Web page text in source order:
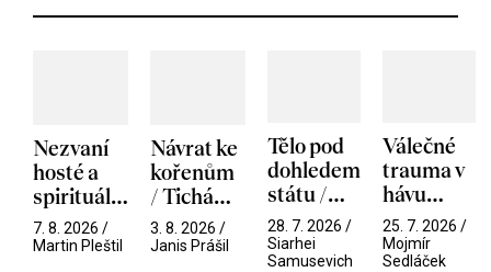
Nezvaní
hosté a
spirituální
narušitelé
z vesmíru
7. 8. 2026 /
Martin Pleštil
Návrat ke
kořenům
/ Tichá
přítelkyně
3. 8. 2026 /
Janis Prášil
Tělo pod
dohledem
státu /
Pramen
28. 7. 2026 /
Siarhei
Samusevich
Válečné
trauma v
hávu
spektáklu
/ Odyssea
25. 7. 2026 /
Mojmír
Sedláček